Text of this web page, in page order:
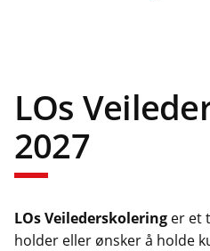
LOs
2027
LOs Veilederskolering er et
holder eller ønsker å holde